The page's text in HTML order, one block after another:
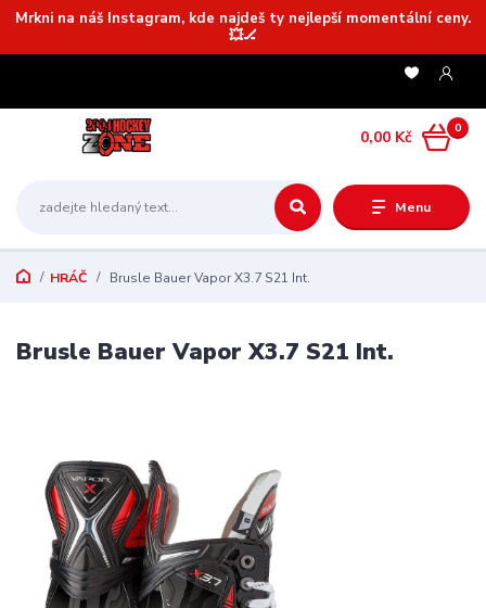
Mrkni na náš Instagram, kde najdeš ty nejlepší momentální ceny.
💥🏒
Menu
0
0,00 Kč
HRÁČ Brusle Bauer Vapor X3.7 S21 Int.
Brusle Bauer Vapor X3.7 S21 Int.